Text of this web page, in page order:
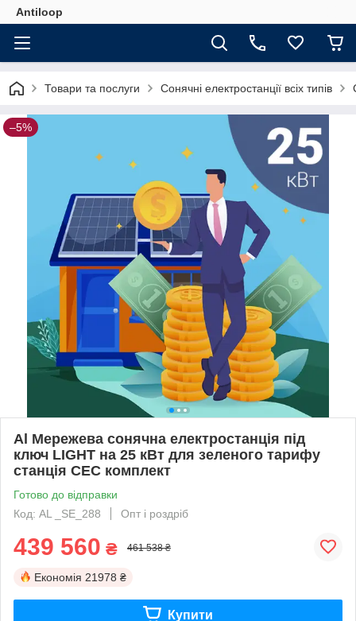
Antiloop
Товари та послуги Сонячні електростанції всіх типів
–5%
Al Мережева сонячна електростанція під
ключ LIGHT на 25 кВт для зеленого тарифу
станція СЕС комплект
Готово до відправки
Код: AL _SE_288
Опт і роздріб
439 560 ₴ 461 538 ₴
Економія 21978 ₴
Купити